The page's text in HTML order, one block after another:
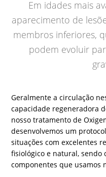
Em idades mais
aparecimento de
membros inferiores,
podem evoluir
Geralmente a circulação
capacidade regeneradora
nosso tratamento de
desenvolvemos um
situações com excelentes
fisiológico e natural,
componentes que usamos